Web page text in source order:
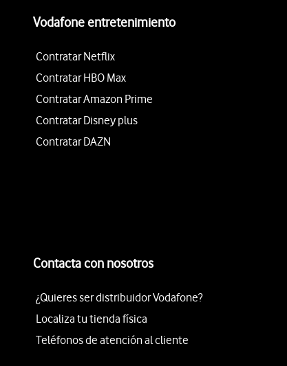
Vodafone entretenimiento
Contratar Netflix
Contratar HBO Max
Contratar Amazon Prime
Contratar Disney plus
Contratar DAZN
Contacta con nosotros
¿Quieres ser distribuidor Vodafone?
Localiza tu tienda física
Teléfonos de atención al cliente